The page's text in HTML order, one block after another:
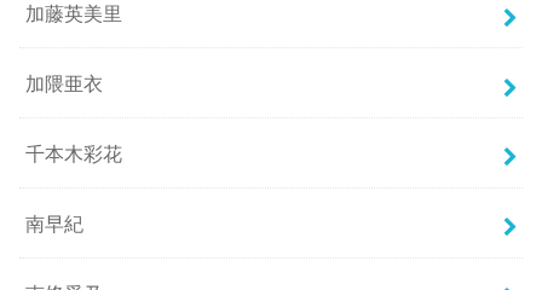
加藤英美里
加隈亜衣
千本木彩花
南早紀